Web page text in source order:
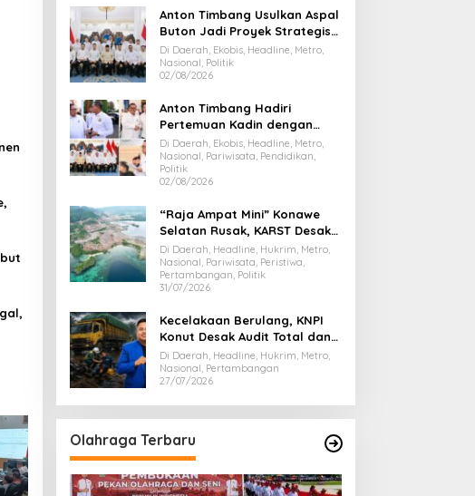
Anton Timbang Usulkan Aspal
Buton Jadi Proyek Strategis
Nasional
Di Daerah, Ekobis, Headline, Metro,
Nasional, Politik
02/08/2026
Anton Timbang Hadiri
Pertemuan Kadin dengan
Presiden Prabowo, Bawa Misi
Majukan Ekonomi Sultra
Di Daerah, Ekobis, Headline, Metro,
Nasional, Pariwisata, Pendidikan,
Politik
02/08/2026
“Raja Ampat Mini” Konawe
Selatan Rusak, KARST Desak
Gubernur Evaluasi Total
Dispar Sultra
Di Daerah, Headline, Hukrim, Metro,
Nasional, Pariwisata, Peristiwa,
Pertambangan, Politik
31/07/2026
Kecelakaan Berulang, KNPI
Konut Desak Audit Total dan
Hentikan Hauling PT SPL
Di Daerah, Headline, Hukrim, Metro,
Nasional, Pertambangan
27/07/2026
Olahraga Terbaru